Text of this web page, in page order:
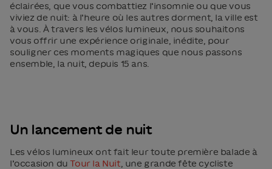
éclairées, que vous combattiez l’insomnie ou que vous
viviez de nuit: à l’heure où les autres dorment, la ville est
à vous. À travers les vélos lumineux, nous souhaitons
vous offrir une expérience originale, inédite, pour
souligner ces moments magiques que nous passons
ensemble, la nuit, depuis 15 ans.
Un lancement de nuit
Les vélos lumineux ont fait leur toute première balade à
l’occasion duTour la Nuit , une grande fête cycliste